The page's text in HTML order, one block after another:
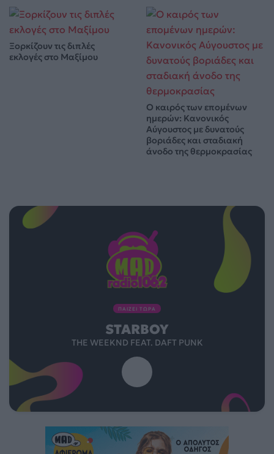
Ξορκίζουν τις διπλές
εκλογές στο Μαξίμου
Ο καιρός των επομένων
ημερών: Κανονικός
Αύγουστος με δυνατούς
βοριάδες και σταδιακή
άνοδο της θερμοκρασίας
ΠΑΙΖΕΙ ΤΩΡΑ
STARBOY
THE WEEKND FEAT. DAFT PUNK